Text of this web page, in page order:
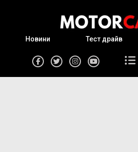
Новини Тест драйв